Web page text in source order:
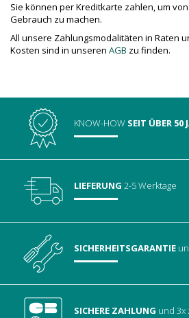
Sie können per Kreditkarte zahlen, um
Gebrauch zu machen.
All unsere Zahlungsmodalitäten in Raten
Kosten sind in unseren AGB zu finden.
KNOW-HOW SEIT ÜBER 50
LIEFERUNG 2-5 Werktage
SICHERHEITSGARANTIE
SICHERE ZAHLUNG und 3x